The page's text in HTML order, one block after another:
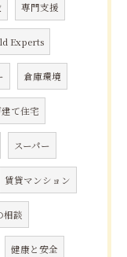
専門支援
Experts
倉庫環境
て住宅
スーパー
賃貸マンション
相談
健康と安全